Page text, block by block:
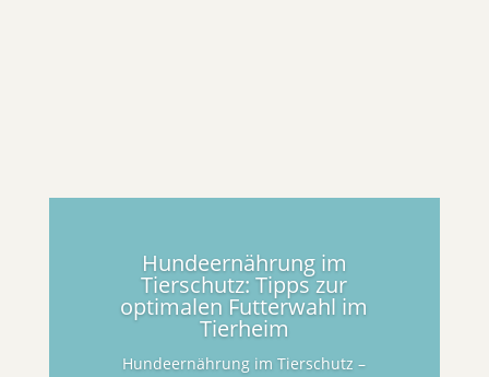
Hundeernährung im
Tierschutz: Tipps zur
optimalen Futterwahl im
Tierheim
Hundeernährung im Tierschutz –